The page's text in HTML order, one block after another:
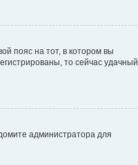
пояс на тот, в котором вы
то сейчас удачный
администратора для